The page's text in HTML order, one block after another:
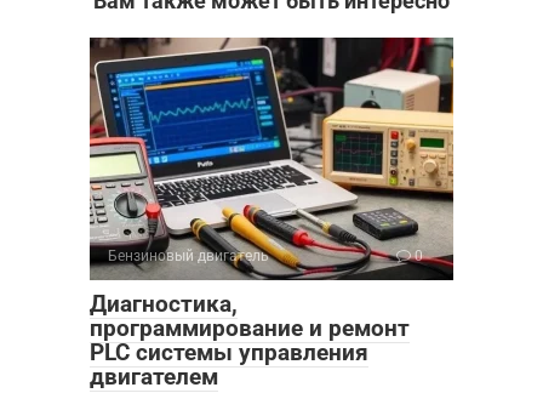
Бензиновый двигатель 0
Диагностика,
программирование и ремонт
PLC системы управления
двигателем